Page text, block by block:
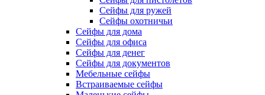
Сейфы для ружей
Сейфы охотничьи
Cейфы для дома
Cейфы для офиса
Сейфы для денег
Сейфы для документов
Мебельные сейфы
Встраиваемые сейфы